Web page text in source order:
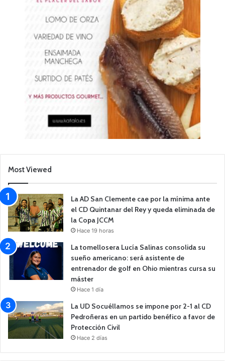
Most Viewed
La AD San Clemente cae por la mínima ante
el CD Quintanar del Rey y queda eliminada de
la Copa JCCM
Hace 19 horas
La tomellosera Lucía Salinas consolida su
sueño americano: será asistente de
entrenador de golf en Ohio mientras cursa su
máster
Hace 1 día
La UD Socuéllamos se impone por 2-1 al CD
Pedroñeras en un partido benéfico a favor de
Protección Civil
Hace 2 días